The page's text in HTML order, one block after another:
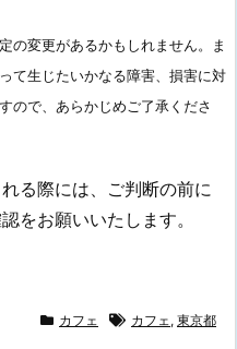
の変更があるかもしれません。ま
て生じたいかなる障害、損害に対
ので、あらかじめご了承くださ
る際には、ご判断の前に
をお願いいたします。
カフェ カフェ, 東京都